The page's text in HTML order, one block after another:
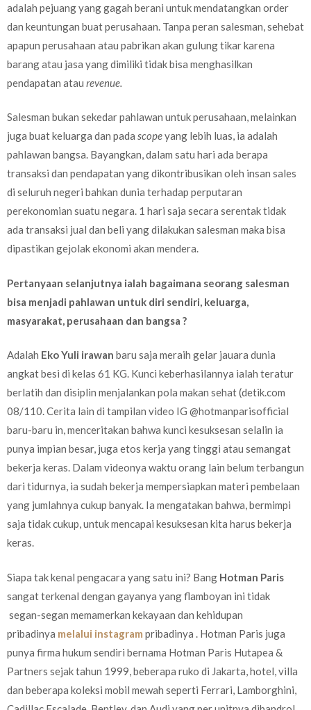
adalah pejuang yang gagah berani untuk mendatangkan order
dan keuntungan buat perusahaan. Tanpa peran salesman, sehebat
apapun perusahaan atau pabrikan akan gulung tikar karena
barang atau jasa yang dimiliki tidak bisa menghasilkan
pendapatan atau revenue.
Salesman bukan sekedar pahlawan untuk perusahaan, melainkan
juga buat keluarga dan pada scopeyang lebih luas, ia adalah
pahlawan bangsa. Bayangkan, dalam satu hari ada berapa
transaksi dan pendapatan yang dikontribusikan oleh insan sales
di seluruh negeri bahkan dunia terhadap perputaran
perekonomian suatu negara. 1 hari saja secara serentak tidak
ada transaksi jual dan beli yang dilakukan salesman maka bisa
dipastikan gejolak ekonomi akan mendera.
Pertanyaan selanjutnya ialah bagaimana seorang salesman
bisa menjadi pahlawan untuk diri sendiri, keluarga,
masyarakat, perusahaan dan bangsa ?
Adalah Eko Yuli irawan baru saja meraih gelar jauara dunia
angkat besi di kelas 61 KG. Kunci keberhasilannya ialah teratur
berlatih dan disiplin menjalankan pola makan sehat (detik.com
08/110. Cerita lain di tampilan video IG @hotmanparisofficial
baru-baru in, menceritakan bahwa kunci kesuksesan selalin ia
punya impian besar, juga etos kerja yang tinggi atau semangat
bekerja keras. Dalam videonya waktu orang lain belum terbangun
dari tidurnya, ia sudah bekerja mempersiapkan materi pembelaan
yang jumlahnya cukup banyak. Ia mengatakan bahwa, bermimpi
saja tidak cukup, untuk mencapai kesuksesan kita harus bekerja
keras.
Siapa tak kenal pengacara yang satu ini? Bang Hotman Paris
sangat terkenal dengan gayanya yang flamboyan ini tidak
segan-segan memamerkan kekayaan dan kehidupan
pribadinya melalui instagram pribadinya . Hotman Paris juga
punya firma hukum sendiri bernama Hotman Paris Hutapea &
Partners sejak tahun 1999, beberapa ruko di Jakarta, hotel, villa
dan beberapa koleksi mobil mewah seperti Ferrari, Lamborghini,